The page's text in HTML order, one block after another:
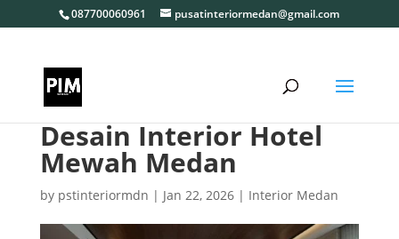
087700060961 pusatinteriormedan@gmail.com
Desain Interior Hotel
Mewah Medan
by pstinteriormdn | Jan 22, 2026| Interior Medan